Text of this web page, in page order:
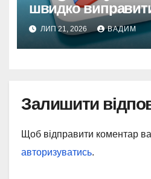
швидко
в майбутньому
ЛИП 21, 2026 ВАДИМ
Залишити
Щоб відправити коментар
авторизуватись.